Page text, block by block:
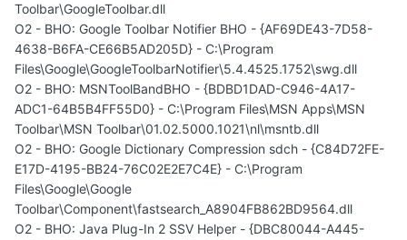
Toolbar\GoogleToolbar.dll
O2 - BHO: Google Toolbar Notifier BHO - {AF69DE43-7D58-
4638-B6FA-CE66B5AD205D} - C:\Program
Files\Google\GoogleToolbarNotifier\5.4.4525.1752\swg.dll
O2 - BHO: MSNToolBandBHO - {BDBD1DAD-C946-4A17-
ADC1-64B5B4FF55D0} - C:\Program Files\MSN Apps\MSN
Toolbar\MSN Toolbar\01.02.5000.1021\nl\msntb.dll
O2 - BHO: Google Dictionary Compression sdch - {C84D72FE-
E17D-4195-BB24-76C02E2E7C4E} - C:\Program
Files\Google\Google
Toolbar\Component\fastsearch_A8904FB862BD9564.dll
O2 - BHO: Java Plug-In 2 SSV Helper - {DBC80044-A445-